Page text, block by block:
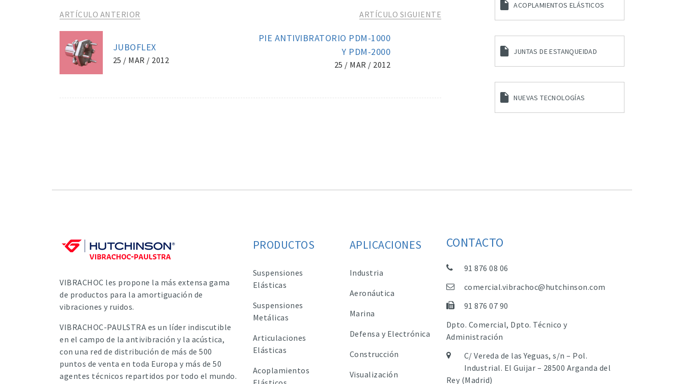
ARTÍCULO ANTERIOR
JUBOFLEX
25 / MAR / 2012
ARTÍCULO SIGUIENTE
PIE ANTIVIBRATORIO PDM-1000
Y PDM-2000
25 / MAR / 2012
ACOPLAMIENTOS ELÁSTICOS
JUNTAS DE ESTANQUEIDAD
NUEVAS TECNOLOGÍAS
VIBRACHOC les propone la más extensa gama
de productos para la amortiguación de
vibraciones y ruidos.
VIBRACHOC-PAULSTRA es un líder indiscutible
en el campo de la antivibración y la acústica,
con una red de distribución de más de 500
puntos de venta en toda Europa y más de 50
agentes técnicos repartidos por todo el mundo.
PRODUCTOS
Suspensiones
Elásticas
Suspensiones
Metálicas
Articulaciones
Elásticas
Acoplamientos
APLICACIONES
Industria
Aeronáutica
Marina
Defensa y Electrónica
Construcción
Visualización
CONTACTO
91 876 08 06
comercial.vibrachoc@hutchinson.com
91 876 07 90
Dpto. Comercial, Dpto. Técnico y
Administración
C/ Vereda de las Yeguas, s/n – Pol.
Industrial. El Guijar – 28500 Arganda del
Rey (Madrid)